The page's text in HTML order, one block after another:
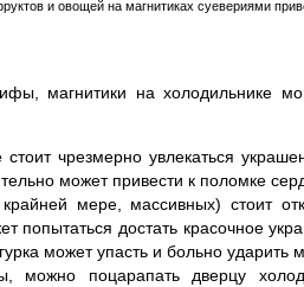
и овощей на магнитиках суевериями
магнитики на холодильнике
чрезмерно увлекаться
может привести к поломке
мере, массивных) стоит
попытаться достать красочное
может упасть и больно ударить
можно поцарапать дверцу